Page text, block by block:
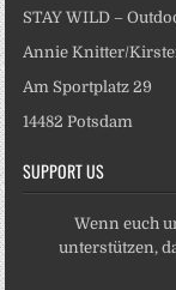
STAY WILD –
Annie Knitter/
Am Sportplatz 29
14482 Potsdam
SUPPORT US
Wenn euch
unterstützen,